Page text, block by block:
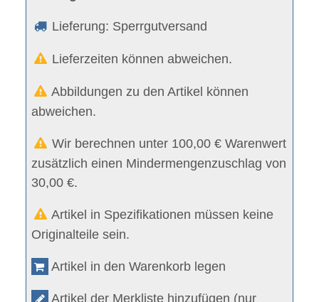
Lieferung: Sperrgutversand
Lieferzeiten können abweichen.
Abbildungen zu den Artikel können
abweichen.
Wir berechnen unter 100,00 € Warenwert
zusätzlich einen Mindermengenzuschlag von
30,00 €.
Artikel in Spezifikationen müssen keine
Originalteile sein.
Artikel in den Warenkorb legen
Artikel der Merkliste hinzufügen (nur